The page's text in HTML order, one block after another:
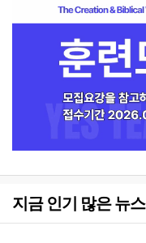
지금 인기 많은 뉴스